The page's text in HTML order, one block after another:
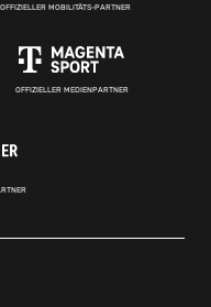
OFFIZIELLER MOBILITÄTS-PARTNER
OFFIZIELLER MEDIENPARTNER